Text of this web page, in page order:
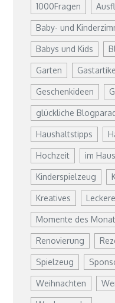
1000Fragen
Baby- und
Babys und Kids
Garten
Geschenkideen
glückliche
Haushaltstipps
Hochzeit im Haus
Kinderspielzeug
Kreatives
Momente des
Renovierung
Spielzeug
Weihnachten